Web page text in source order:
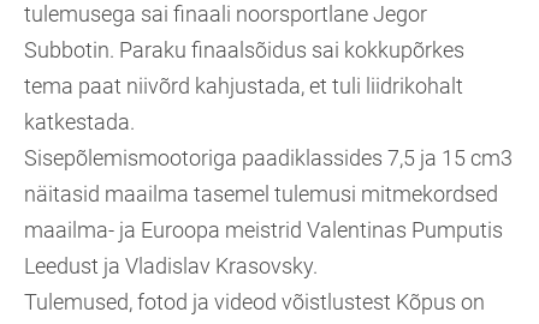
tulemusega sai finaali noorsportlane Jegor
Subbotin. Paraku finaalsõidus sai kokkupõrkes
tema paat niivõrd kahjustada, et tuli liidrikohalt
katkestada.
Sisepõlemismootoriga paadiklassides 7,5 ja 15 cm3
näitasid maailma tasemel tulemusi mitmekordsed
maailma- ja Euroopa meistrid Valentinas Pumputis
Leedust ja Vladislav Krasovsky.
Tulemused, fotod ja videod võistlustest Kõpus on